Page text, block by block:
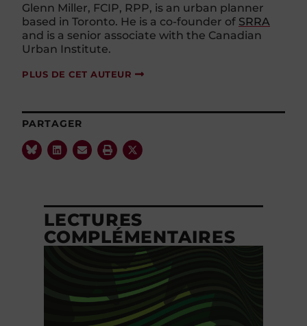
Glenn Miller, FCIP, RPP, is an urban planner
based in Toronto. He is a co-founder of SRRA
and is a senior associate with the Canadian
Urban Institute.
PLUS DE CET AUTEUR
PARTAGER
LECTURES
COMPLÉMENTAIRES